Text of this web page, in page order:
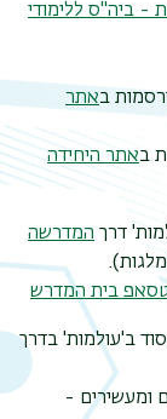
- ביה"ס ללימודי
באתר
באתר היחידה
דרך המדרשה
בית המדרש
ב'עולמות' בדרך
ומעשירים -